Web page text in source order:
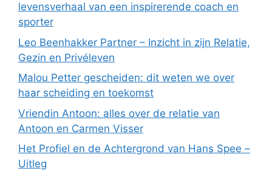
levensverhaal van een inspirerende coach en
sporter
Leo Beenhakker Partner – Inzicht in zijn Relatie,
Gezin en Privéleven
Malou Petter gescheiden: dit weten we over
haar scheiding en toekomst
Vriendin Antoon: alles over de relatie van
Antoon en Carmen Visser
Het Profiel en de Achtergrond van Hans Spee –
Uitleg